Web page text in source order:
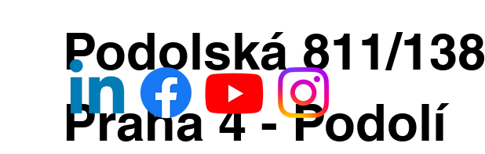
Podolská 811/138
Praha 4 - Podolí